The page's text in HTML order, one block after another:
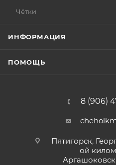
Чётки
ИНФОРМАЦИЯ
ПОМОЩЬ
8 (906)
Пятигорск,
ой